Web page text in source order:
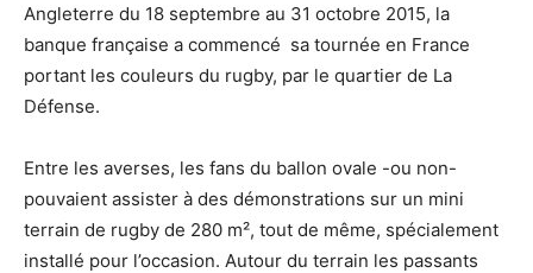
Angleterre du 18 septembre au 31 octobre 2015, la
banque française a commencé sa tournée en France
portant les couleurs du rugby, par le quartier de La
Défense.
Entre les averses, les fans du ballon ovale -ou non-
pouvaient assister à des démonstrations sur un mini
terrain de rugby de 280 m², tout de même, spécialement
installé pour l’occasion. Autour du terrain les passants